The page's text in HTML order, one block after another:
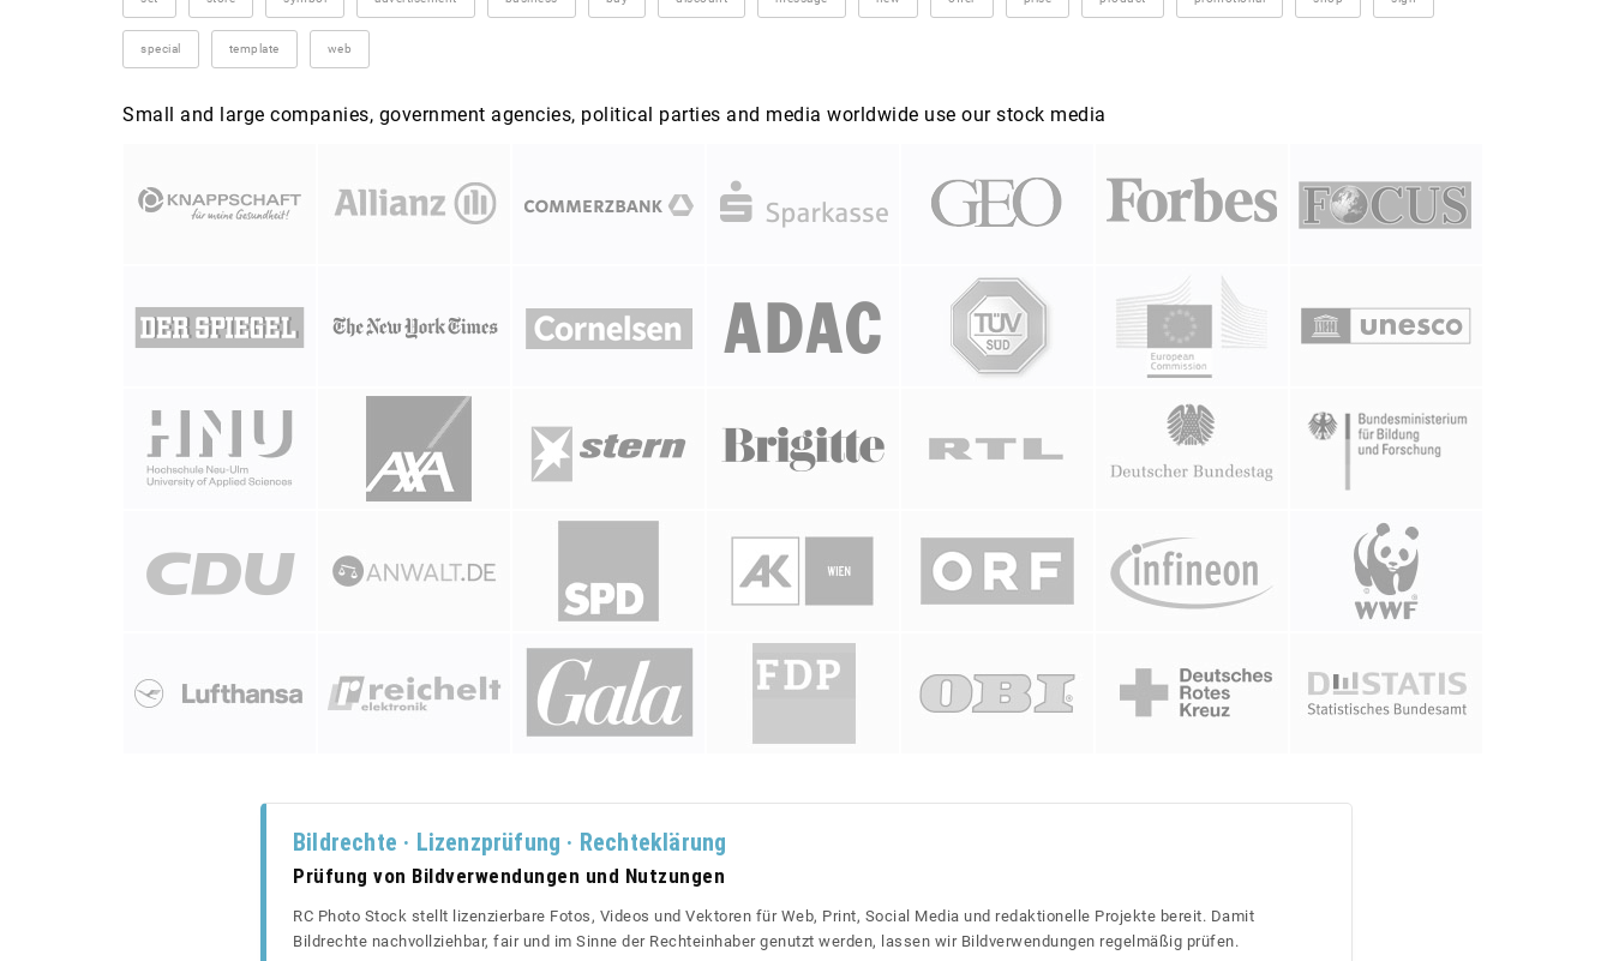
special template web
Small and large companies, government agencies, political parties and media worldwide use our stock media
Bildrechte · Lizenzprüfung · Rechteklärung
Prüfung von Bildverwendungen und Nutzungen
RC Photo Stock stellt lizenzierbare Fotos, Videos und Vektoren für Web, Print, Social Media und redaktionelle Projekte bereit. Damit
Bildrechte nachvollziehbar, fair und im Sinne der Rechteinhaber genutzt werden, lassen wir Bildverwendungen regelmäßig prüfen.